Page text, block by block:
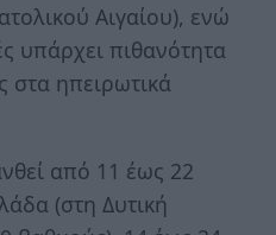
Αιγαίου), ενώ
υπάρχει πιθανότητα
στα ηπειρωτικά
από 11 έως 22
(στη Δυτική